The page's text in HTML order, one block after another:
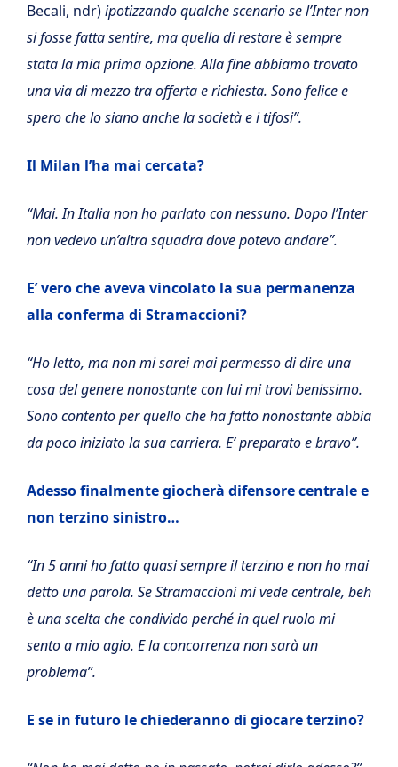
Becali, ndr)ipotizzando qualche scenario se l’Inter non
si fosse fatta sentire, ma quella di restare è sempre
stata la mia prima opzione. Alla fine abbiamo trovato
una via di mezzo tra offerta e richiesta. Sono felice e
spero che lo siano anche la società e i tifosi”.
Il Milan l’ha mai cercata?
“Mai. In Italia non ho parlato con nessuno. Dopo l’Inter
non vedevo un’altra squadra dove potevo andare”.
E’ vero che aveva vincolato la sua permanenza
alla conferma di Stramaccioni?
“Ho letto, ma non mi sarei mai permesso di dire una
cosa del genere nonostante con lui mi trovi benissimo.
Sono contento per quello che ha fatto nonostante abbia
da poco iniziato la sua carriera. E’ preparato e bravo”.
Adesso finalmente giocherà difensore centrale e
non terzino sinistro…
“In 5 anni ho fatto quasi sempre il terzino e non ho mai
detto una parola. Se Stramaccioni mi vede centrale, beh
è una scelta che condivido perché in quel ruolo mi
sento a mio agio. E la concorrenza non sarà un
problema”.
E se in futuro le chiederanno di giocare terzino?